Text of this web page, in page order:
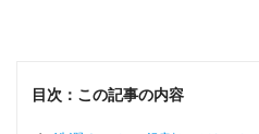
目次：この記事の内容